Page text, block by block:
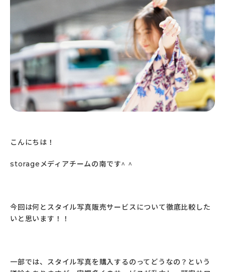
こんにちは！
storageメディアチームの南です^ ^
今回は何とスタイル写真販売サービスについて徹底比較した
いと思います！！
一部では、スタイル写真を購入するのってどうなの？という